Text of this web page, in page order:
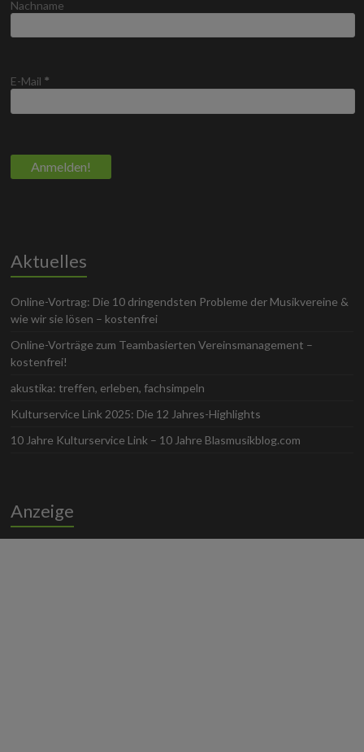
Nachname
E-Mail *
Aktuelles
Online-Vortrag: Die 10 dringendsten Probleme der Musikvereine &
wie wir sie lösen – kostenfrei
Online-Vorträge zum Teambasierten Vereinsmanagement –
kostenfrei!
akustika: treffen, erleben, fachsimpeln
Kulturservice Link 2025: Die 12 Jahres-Highlights
10 Jahre Kulturservice Link – 10 Jahre Blasmusikblog.com
Anzeige